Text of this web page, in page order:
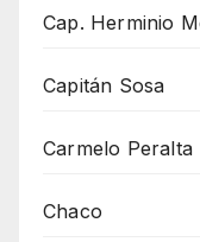
Cap. Herminio
Capitán Sosa
Carmelo Peralta
Chaco